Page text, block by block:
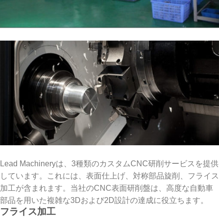
Lead Machineryは、3種類のカスタムCNC研削サービスを提供
しています。これには、表面仕上げ、対称部品旋削、フライス
加工が含まれます。当社のCNC表面研削盤は、高度な自動車
部品を用いた複雑な3Dおよび2D設計の達成に役立ちます。
フライス加工